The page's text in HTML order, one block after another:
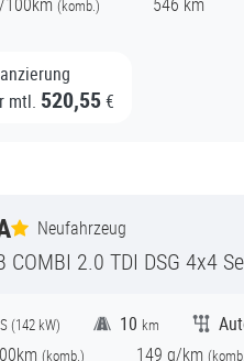
(komb.)
mtl. 520,55€
Neufahrzeug
COMBI 2.0 TDI DSG 4x4
(142 kW) 10 km
(komb.) 149 g/km (